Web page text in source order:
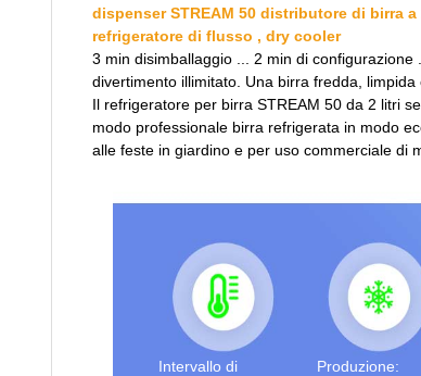
dispenser STREAM 50 distributore di birra
refrigeratore di flusso , dry cooler
3 min disimballaggio ... 2 min di configurazione
divertimento illimitato. Una birra fredda,
Il refrigeratore per birra STREAM 50 da 2 litri
modo professionale birra refrigerata in modo
alle feste in giardino e per uso commerciale di
Intervallo di
Produzione: